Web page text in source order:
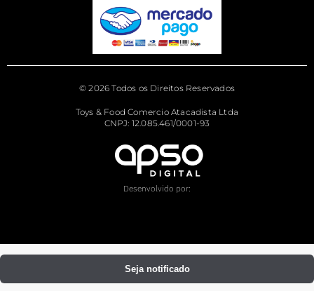
© 2026 Todos os Direitos Reservados
Toys & Food Comercio Atacadista Ltda
CNPJ: 12.085.461/0001-93
Desenvolvido por:
Seja notificado